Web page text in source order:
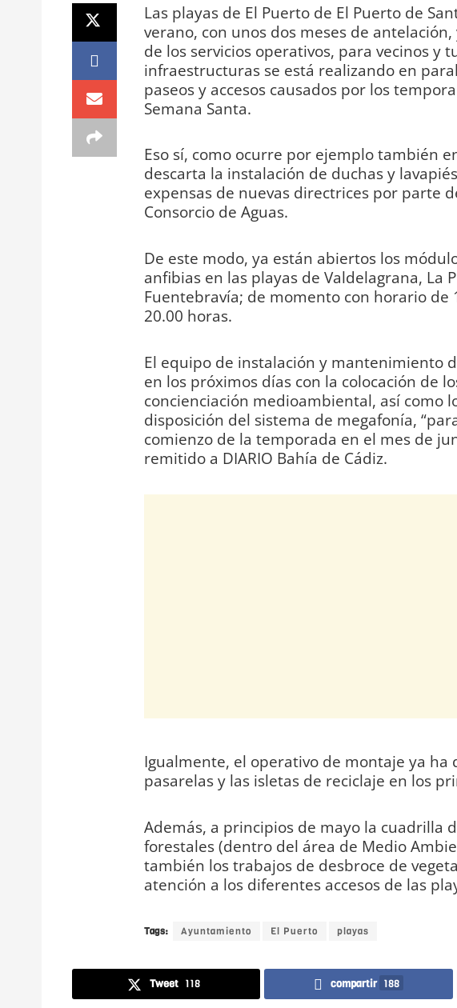
Las playas de El Puerto de El Puerto de
verano, con unos dos meses de
de los servicios operativos, para vecinos y
infraestructuras se está realizando en
paseos y accesos causados por los
Semana Santa.
Eso sí, como ocurre por ejemplo también
descarta la instalación de duchas y
expensas de nuevas directrices por parte
Consorcio de Aguas.
De este modo, ya están abiertos los
anfibias en las playas de Valdelagrana, La
Fuentebravía; de momento con horario de
20.00 horas.
El equipo de instalación y mantenimiento
en los próximos días con la colocación de
concienciación medioambiental, así como
disposición del sistema de megafonía,
comienzo de la temporada en el mes de
remitido a DIARIO Bahía de Cádiz.
Igualmente, el operativo de montaje ya
pasarelas y las isletas de reciclaje en los
Además, a principios de mayo la cuadrilla
forestales (dentro del área de Medio
también los trabajos de desbroce de
atención a los diferentes accesos de las
Tags: Ayuntamiento El Puerto playas
Tweet 118 compartir 188